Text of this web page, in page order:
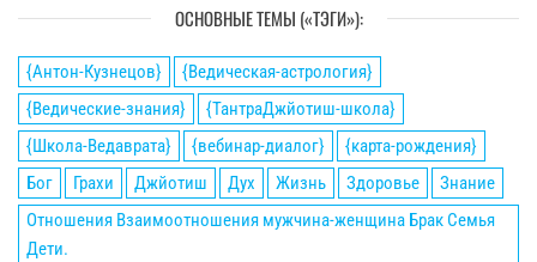
ОСНОВНЫЕ ТЕМЫ («ТЭГИ»):
{Антон-Кузнецов}
{Ведическая-астрология}
{Ведические-знания}
{ТантраДжйотиш-школа}
{Школа-Ведаврата}
{вебинар-диалог}
{карта-рождения}
Бог
Грахи Джйотиш Дух Жизнь Здоровье
Знание
Отношения Взаимоотношения мужчина-женщина Брак Семья
Дети.